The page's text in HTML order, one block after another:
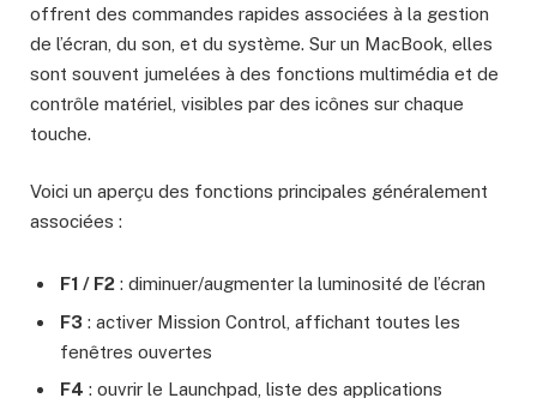
offrent des commandes rapides associées à la gestion
de l’écran, du son, et du système. Sur un MacBook, elles
sont souvent jumelées à des fonctions multimédia et de
contrôle matériel, visibles par des icônes sur chaque
touche.
Voici un aperçu des fonctions principales généralement
associées :
F1 / F2 : diminuer/augmenter la luminosité de l’écran
F3 : activer Mission Control, affichant toutes les
fenêtres ouvertes
F4 : ouvrir le Launchpad, liste des applications